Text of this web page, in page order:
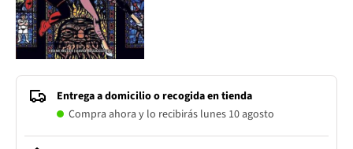
Entrega a domicilio o recogida en tienda
Compra ahora y lo recibirás lunes 10 agosto